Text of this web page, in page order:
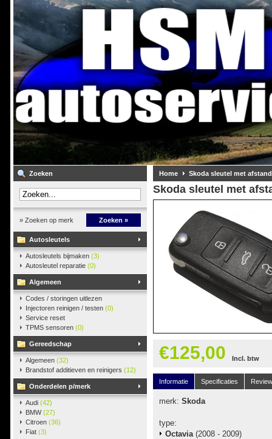
Zoeken
» Zoeken op merk Zoeken »
Autosleutels
Autosleutels bijmaken (3)
Autosleutel reparatie (0)
Algemeen
Codes / storingen uitlezen
Injectoren reinigen / testen (0)
Service reset
TPMS sensoren (0)
Gereedschap
Algemeen (32)
Brandstof additieven en reinigers (12)
Onderdelen p/merk
Audi (42)
BMW(27)
Citroen (36)
Fiat (3)
Home Skoda sleutel met
Skoda sleutel met
€125,00 Incl. btw
Informatie Specificaties
merk: Skoda
type:
Octavia(2008 - 2009)